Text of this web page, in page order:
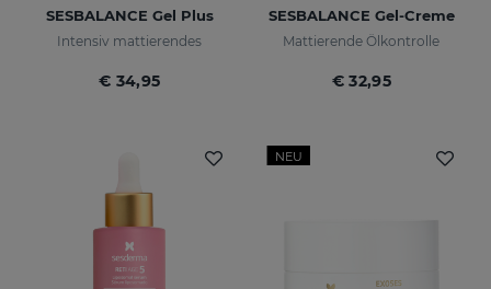
SESBALANCE Gel Plus
Intensiv mattierendes
€ 34,95
SESBALANCE Gel-Creme
Mattierende Ölkontrolle
€ 32,95
NEU